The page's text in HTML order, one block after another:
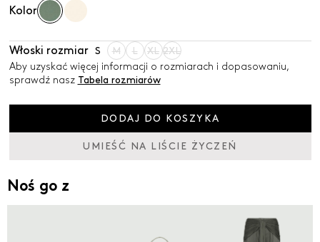
Kolor
Włoski rozmiar S M L XL 2XL
Aby uzyskać więcej informacji o rozmiarach i dopasowaniu,
sprawdź nasz Tabela rozmiarów
DODAJ DO KOSZYKA
UMIEŚĆ NA LIŚCIE ŻYCZEŃ
Noś go z